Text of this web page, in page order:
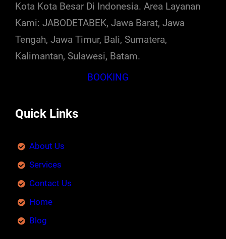
Kota Kota Besar Di Indonesia. Area Layanan
Kami: JABODETABEK, Jawa Barat, Jawa
Tengah, Jawa Timur, Bali, Sumatera,
Kalimantan, Sulawesi, Batam.
BOOKING
Quick Links
About Us
Services
Contact Us
Home
Blog